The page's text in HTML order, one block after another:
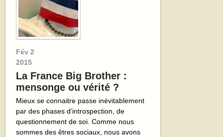
Fév 2
2015
La France Big Brother :
mensonge ou vérité ?
Mieux se connaitre passe inévitablement
par des phases d’introspection, de
questionnement de soi. Comme nous
sommes des êtres sociaux, nous avons